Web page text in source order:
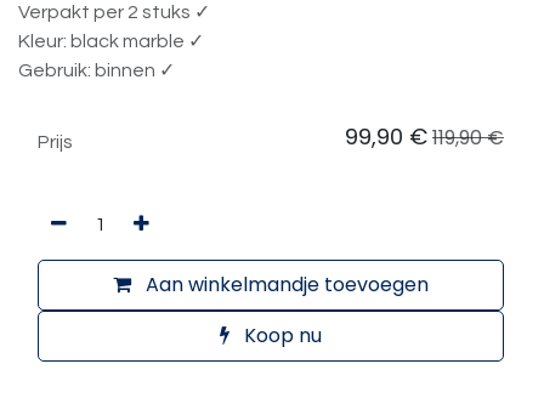
Verpakt per 2 stuks ✓
Kleur: black marble ✓
Gebruik: binnen ✓
Aan winkelmandje toevoegen
Koop nu
Prijs 99,90 €119,90€